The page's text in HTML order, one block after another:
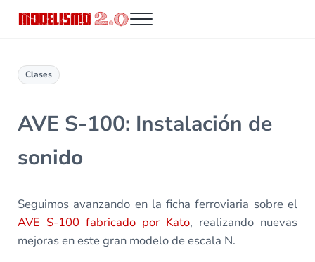
Menu
Clases
AVE S-100: Instalación de
sonido
Seguimos avanzando en la ficha ferroviaria sobre el
AVE S-100 fabricado por Kato, realizando nuevas
mejoras en este gran modelo de escala N.